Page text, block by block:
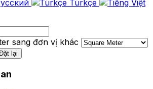
Türkçe
sang đơn vị khác
lại